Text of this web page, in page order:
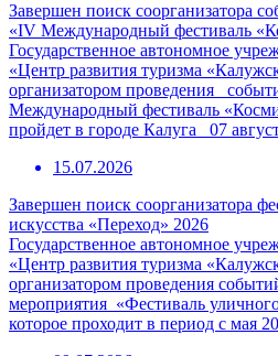
Завершен поиск соорганизатора
«IV Международный фестиваль
Государственное автономное
«Центр развития туризма
организатором проведения
Международный фестиваль
пройдет в городе Калуга 07
15.07.2026
Завершен поиск соорганизатора
искусства «Переход» 2026
Государственное автономное
«Центр развития туризма
организатором проведения
мероприятия «Фестиваль
которое проходит в период с мая